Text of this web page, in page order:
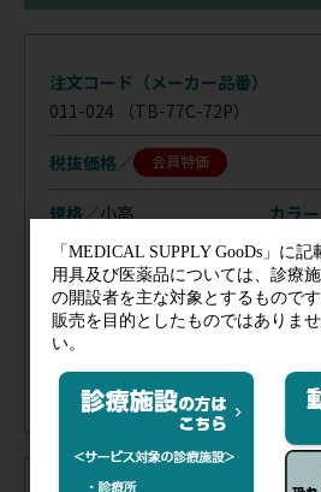
注文コード（メーカー品番）
011-024 （TB-77C-72P）
税抜価格 会員特価
規格／小高 カラ
在庫／あり